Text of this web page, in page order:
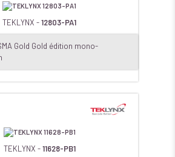
TEKLYNX -12803-PA1
Gold Gold édition mono-
TEKLYNX -11628-PB1